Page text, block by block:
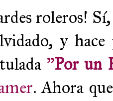
roleros!
y
"Por un
. Ahora